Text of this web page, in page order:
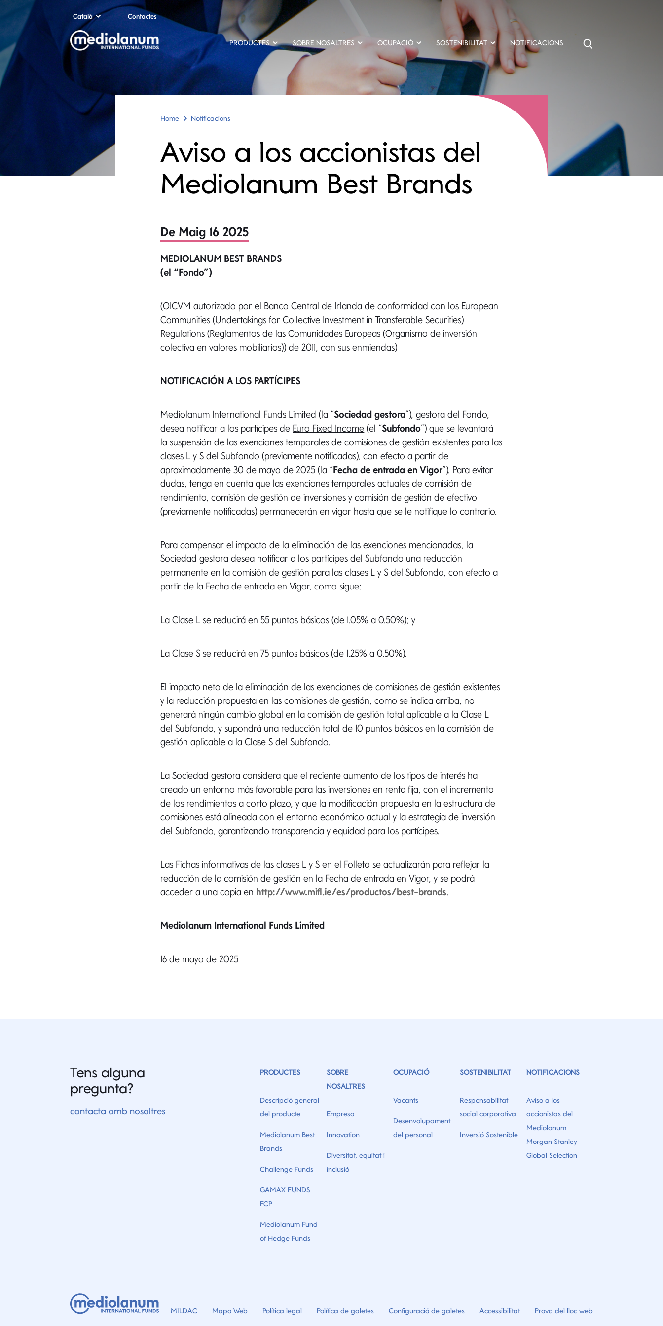
Català Contactes
PRODUCTES SOBRE NOSALTRES OCUPACIÓ SOSTENIBILITAT NOTIFICACIONS
Home Notificacions
Aviso a los accionistas del
Mediolanum Best Brands
De Maig 16 2025
MEDIOLANUM BEST BRANDS
(el “Fondo”)
(OICVM autorizado por el Banco Central de Irlanda de conformidad con los European
Communities (Undertakings for Collective Investment in Transferable Securities)
Regulations (Reglamentos de las Comunidades Europeas (Organismo de inversión
colectiva en valores mobiliarios)) de 2011, con sus enmiendas)
NOTIFICACIÓN A LOS PARTÍCIPES
Mediolanum International Funds Limited (la “Sociedad gestora”), gestora del Fondo,
desea notificar a los partícipes de Euro Fixed Income (el “Subfondo”) que se levantará
la suspensión de las exenciones temporales de comisiones de gestión existentes para las
clases L y S del Subfondo (previamente notificadas), con efecto a partir de
aproximadamente 30 de mayo de 2025 (la “Fecha de entrada en Vigor”). Para evitar
dudas, tenga en cuenta que las exenciones temporales actuales de comisión de
rendimiento, comisión de gestión de inversiones y comisión de gestión de efectivo
(previamente notificadas) permanecerán en vigor hasta que se le notifique lo contrario.
Para compensar el impacto de la eliminación de las exenciones mencionadas, la
Sociedad gestora desea notificar a los partícipes del Subfondo una reducción
permanente en la comisión de gestión para las clases L y S del Subfondo, con efecto a
partir de la Fecha de entrada en Vigor, como sigue:
La Clase L se reducirá en 55 puntos básicos (de 1.05% a 0.50%); y
La Clase S se reducirá en 75 puntos básicos (de 1.25% a 0.50%).
El impacto neto de la eliminación de las exenciones de comisiones de gestión existentes
y la reducción propuesta en las comisiones de gestión, como se indica arriba, no
generará ningún cambio global en la comisión de gestión total aplicable a la Clase L
del Subfondo, y supondrá una reducción total de 10 puntos básicos en la comisión de
gestión aplicable a la Clase S del Subfondo.
La Sociedad gestora considera que el reciente aumento de los tipos de interés ha
creado un entorno más favorable para las inversiones en renta fija, con el incremento
de los rendimientos a corto plazo, y que la modificación propuesta en la estructura de
comisiones está alineada con el entorno económico actual y la estrategia de inversión
del Subfondo, garantizando transparencia y equidad para los partícipes.
Las Fichas informativas de las clases L y S en el Folleto se actualizarán para reflejar la
reducción de la comisión de gestión en la Fecha de entrada en Vigor, y se podrá
acceder a una copia en http://www.mifl.ie/es/productos/best-brands.
Mediolanum International Funds Limited
16 de mayo de 2025
Tens alguna
pregunta?
contacta amb nosaltres
PRODUCTES
Descripció general
del producte
Mediolanum Best
Brands
Challenge Funds
GAMAX FUNDS
FCP
Mediolanum Fund
of Hedge Funds
SOBRE
NOSALTRES
Empresa
Innovation
Diversitat, equitat i
inclusió
OCUPACIÓ
Vacants
Desenvolupament
del personal
SOSTENIBILITAT
Responsabilitat
social corporativa
Inversió Sostenible
NOTIFICACIONS
Aviso a los
accionistas del
Mediolanum
Morgan Stanley
Global Selection
MILDAC Mapa Web Política legal Política de galetes Configuració de galetes Accessibilitat Prova del lloc web